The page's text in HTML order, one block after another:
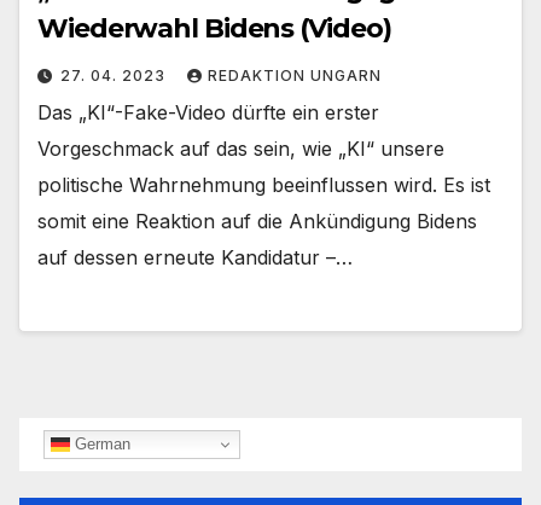
Wiederwahl Bidens (Video)
27. 04. 2023 REDAKTION UNGARN
Das „KI“-Fake-Video dürfte ein erster
Vorgeschmack auf das sein, wie „KI“ unsere
politische Wahrnehmung beeinflussen wird. Es ist
somit eine Reaktion auf die Ankündigung Bidens
auf dessen erneute Kandidatur –…
German